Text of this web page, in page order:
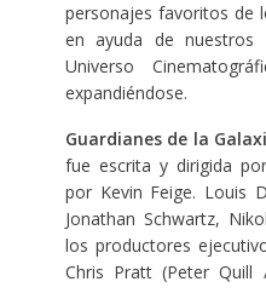
personajes favoritos de
en ayuda de
Universo
expandiéndose.
Guardianes de la
fue escrita y dirigida
por Kevin Feige. Louis
Jonathan Schwartz,
los productores
Chris Pratt (Peter Quill